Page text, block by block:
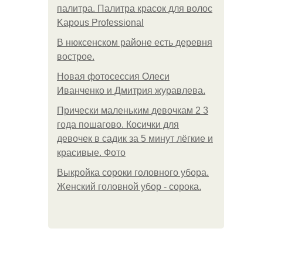
палитра. Палитра красок для волос
Kapous Professional
В нюксенском районе есть деревня
вострое.
Новая фотосессия Олеси
Иванченко и Дмитрия журавлева.
Прически маленьким девочкам 2 3
года пошагово. Косички для
девочек в садик за 5 минут лёгкие и
красивые. Фото
Выкройка сороки головного убора.
Женский головной убор - сорока.